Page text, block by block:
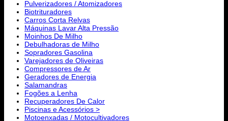
Pulverizadores / Atomizadores
Biotrituradores
Carros Corta Relvas
Máquinas Lavar Alta Pressão
Moinhos De Milho
Debulhadoras de Milho
Sopradores Gasolina
Varejadores de Oliveiras
Compressores de Ar
Geradores de Energia
Salamandras
Fogões a Lenha
Recuperadores De Calor
Piscinas e Acessórios >
Motoenxadas / Motocultivadores